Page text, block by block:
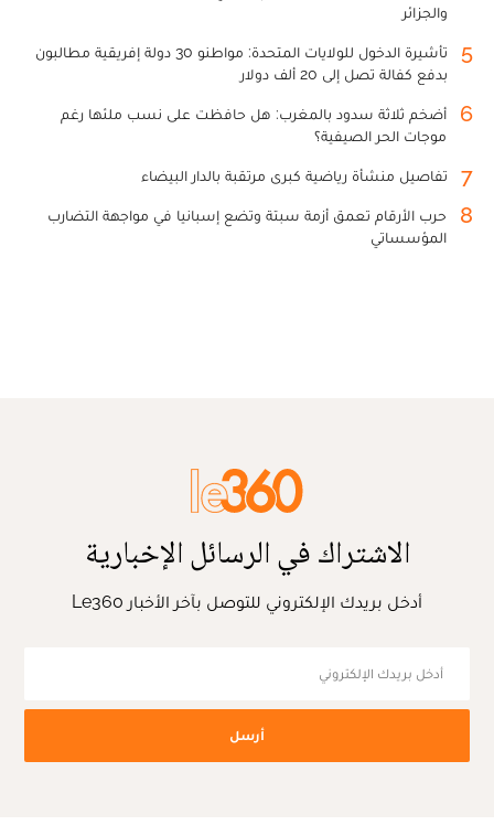
والجزائر
5
تأشيرة الدخول للولايات المتحدة: مواطنو 30 دولة إفريقية مطالبون
بدفع كفالة تصل إلى 20 ألف دولار
6
أضخم ثلاثة سدود بالمغرب: هل حافظت على نسب ملئها رغم
موجات الحر الصيفية؟
7 تفاصيل منشأة رياضية كبرى مرتقبة بالدار البيضاء
8
حرب الأرقام تعمق أزمة سبتة وتضع إسبانيا في مواجهة التضارب
المؤسساتي
الاشتراك في الرسائل الإخبارية
أدخل بريدك الإلكتروني للتوصل بآخر الأخبار Le360
أرسل